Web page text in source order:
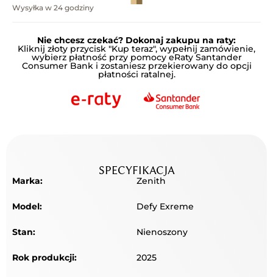
Wysyłka w 24 godziny
Nie chcesz czekać? Dokonaj zakupu na raty:
Kliknij złoty przycisk "Kup teraz", wypełnij zamówienie,
wybierz płatność przy pomocy eRaty Santander
Consumer Bank i zostaniesz przekierowany do opcji
płatności ratalnej.
SPECYFIKACJA
Marka: Zenith
Model: Defy Exreme
Stan: Nienoszony
Rok produkcji: 2025